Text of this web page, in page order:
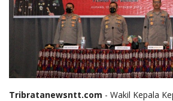
Tribratanewsntt.com - Wakil Kepala